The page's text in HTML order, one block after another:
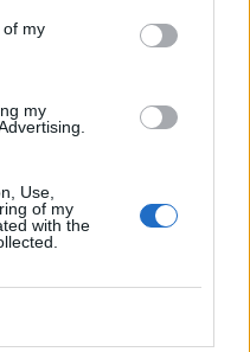
of my
my
Use,
of my
with the
χώρας-
που
ζώου. Η
δεν
ή ατύχημα. Εάν
είμαστε